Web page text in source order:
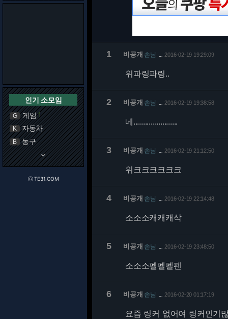
인기 소모임
G 게임 1
K 자동차
B 농구
keyboard_arrow_down
ⓒ TE31.COM
1 비공개 손님 2016-02-19 19:29:09
위파링파링..
2 비공개 손님 2016-02-19 19:38:58
네.......................
3 비공개 손님 2016-02-19 21:12:50
위크크크크크크
4 비공개 손님 2016-02-19 22:14:48
소소소캐캐캐삭
5 비공개 손님 2016-02-19 23:48:50
소소소펠펠펠펜
6 비공개 손님 2016-02-20 01:17:19
요즘 링커 없어여 링커인기